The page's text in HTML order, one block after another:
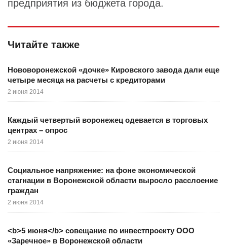
предприятия из бюджета города.
Читайте также
Нововоронежской «дочке» Кировского завода дали еще
четыре месяца на расчеты с кредиторами
2 июня 2014
Каждый четвертый воронежец одевается в торговых
центрах – опрос
2 июня 2014
Социальное напряжение: на фоне экономической
стагнации в Воронежской области выросло расслоение
граждан
2 июня 2014
<b>5 июня</b> совещание по инвестпроекту ООО
«Заречное» в Воронежской области